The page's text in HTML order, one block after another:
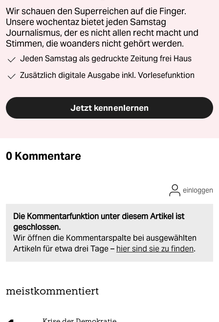
Wir schauen den Superreichen auf die Finger.
Unsere wochentaz bietet jeden Samstag
Journalismus, der es nicht allen recht macht und
Stimmen, die woanders nicht gehört werden.
Jeden Samstag als gedruckte Zeitung frei Haus
Zusätzlich digitale Ausgabe inkl. Vorlesefunktion
Jetzt kennenlernen
0 Kommentare
Die Kommentarfunktion unter diesem Artikel ist
geschlossen.
Wir öffnen die Kommentarspalte bei ausgewählten
Artikeln für etwa drei Tage – hier sind sie zu finden.
einloggen
meistkommentiert